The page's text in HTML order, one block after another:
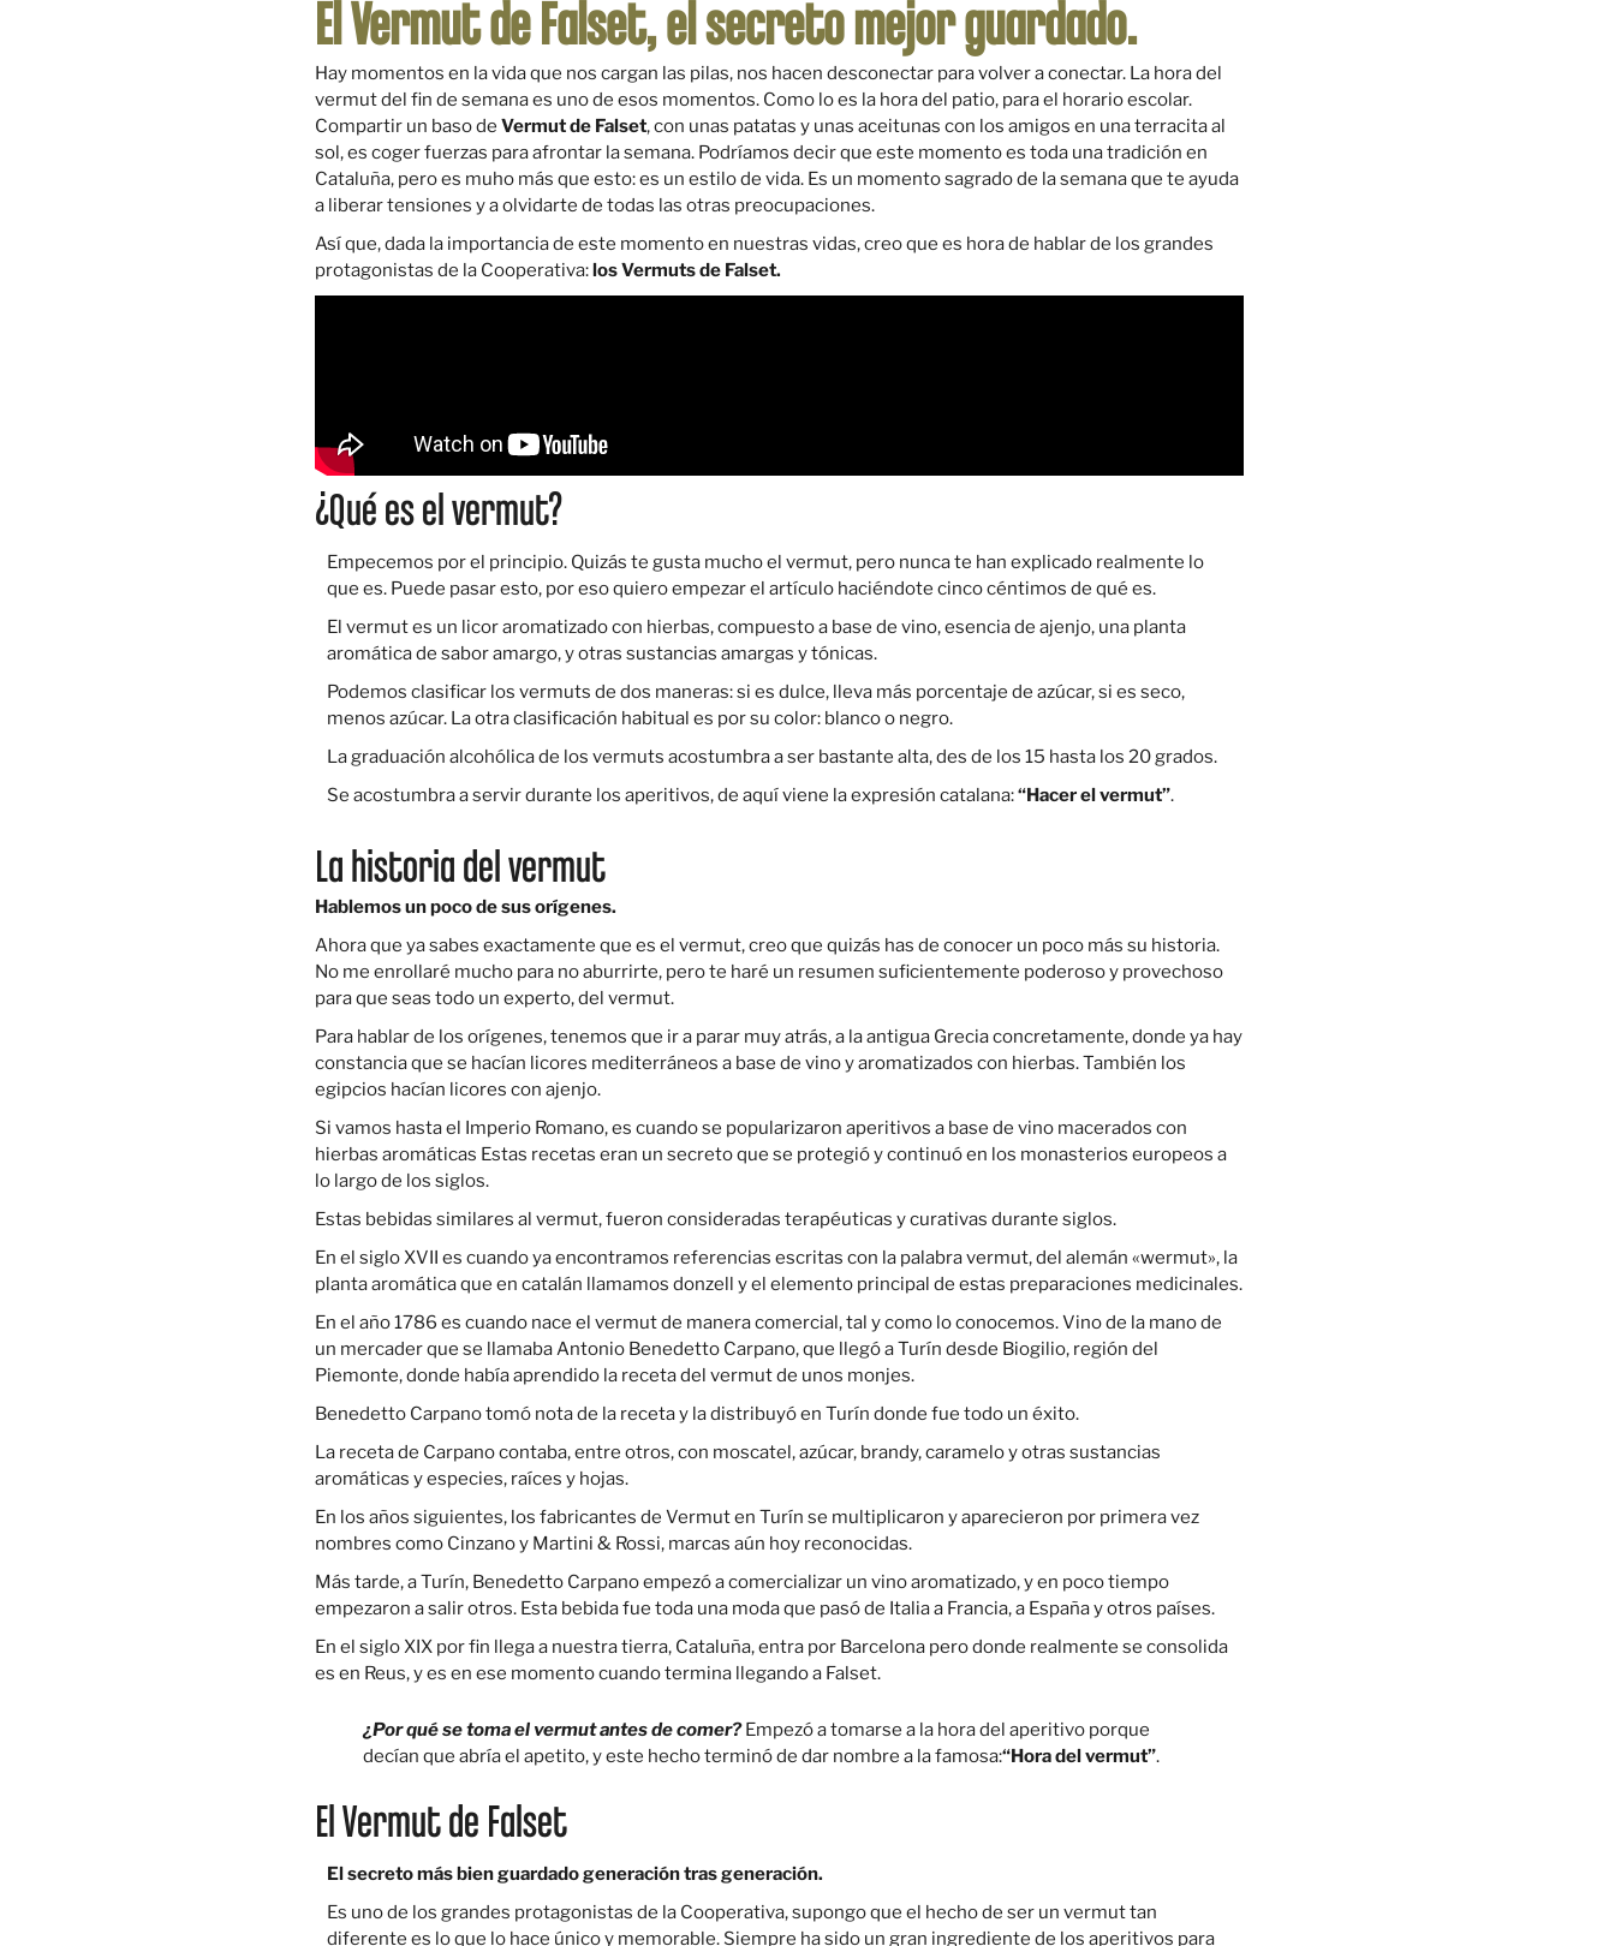
El Vermut de Falset, el secreto mejor guardado.
Hay momentos en la vida que nos cargan las pilas, nos hacen desconectar para volver a conectar. La hora del
vermut del fin de semana es uno de esos momentos. Como lo es la hora del patio, para el horario escolar.
Compartir un baso de Vermut de Falset, con unas patatas y unas aceitunas con los amigos en una terracita al
sol, es coger fuerzas para afrontar la semana. Podríamos decir que este momento es toda una tradición en
Cataluña, pero es muho más que esto: es un estilo de vida. Es un momento sagrado de la semana que te ayuda
a liberar tensiones y a olvidarte de todas las otras preocupaciones.
Así que, dada la importancia de este momento en nuestras vidas, creo que es hora de hablar de los grandes
protagonistas de la Cooperativa: los Vermuts de Falset.
¿Qué es el vermut?
Empecemos por el principio. Quizás te gusta mucho el vermut, pero nunca te han explicado realmente lo
que es. Puede pasar esto, por eso quiero empezar el artículo haciéndote cinco céntimos de qué es.
El vermut es un licor aromatizado con hierbas, compuesto a base de vino, esencia de ajenjo, una planta
aromática de sabor amargo, y otras sustancias amargas y tónicas.
Podemos clasificar los vermuts de dos maneras: si es dulce, lleva más porcentaje de azúcar, si es seco,
menos azúcar. La otra clasificación habitual es por su color: blanco o negro.
La graduación alcohólica de los vermuts acostumbra a ser bastante alta, des de los 15 hasta los 20 grados.
Se acostumbra a servir durante los aperitivos, de aquí viene la expresión catalana:“Hacer el vermut”.
La historia del vermut
Hablemos un poco de sus orígenes.
Ahora que ya sabes exactamente que es el vermut, creo que quizás has de conocer un poco más su historia.
No me enrollaré mucho para no aburrirte, pero te haré un resumen suficientemente poderoso y provechoso
para que seas todo un experto, del vermut.
Para hablar de los orígenes, tenemos que ir a parar muy atrás, a la antigua Grecia concretamente, donde ya hay
constancia que se hacían licores mediterráneos a base de vino y aromatizados con hierbas. También los
egipcios hacían licores con ajenjo.
Si vamos hasta el Imperio Romano, es cuando se popularizaron aperitivos a base de vino macerados con
hierbas aromáticas Estas recetas eran un secreto que se protegió y continuó en los monasterios europeos a
lo largo de los siglos.
Estas bebidas similares al vermut, fueron consideradas terapéuticas y curativas durante siglos.
En el siglo XVII es cuando ya encontramos referencias escritas con la palabra vermut, del alemán «wermut», la
planta aromática que en catalán llamamos donzell y el elemento principal de estas preparaciones medicinales.
En el año 1786 es cuando nace el vermut de manera comercial, tal y como lo conocemos. Vino de la mano de
un mercader que se llamaba Antonio Benedetto Carpano, que llegó a Turín desde Biogilio, región del
Piemonte, donde había aprendido la receta del vermut de unos monjes.
Benedetto Carpano tomó nota de la receta y la distribuyó en Turín donde fue todo un éxito.
La receta de Carpano contaba, entre otros, con moscatel, azúcar, brandy, caramelo y otras sustancias
aromáticas y especies, raíces y hojas.
En los años siguientes, los fabricantes de Vermut en Turín se multiplicaron y aparecieron por primera vez
nombres como Cinzano y Martini & Rossi, marcas aún hoy reconocidas.
Más tarde, a Turín, Benedetto Carpano empezó a comercializar un vino aromatizado, y en poco tiempo
empezaron a salir otros. Esta bebida fue toda una moda que pasó de Italia a Francia, a España y otros países.
En el siglo XIX por fin llega a nuestra tierra, Cataluña, entra por Barcelona pero donde realmente se consolida
es en Reus, y es en ese momento cuando termina llegando a Falset.
¿Por qué se toma el vermut antes de comer? Empezó a tomarse a la hora del aperitivo porque
decían que abría el apetito, y este hecho terminó de dar nombre a la famosa:“Hora del vermut”.
El Vermut de Falset
El secreto más bien guardado generación tras generación.
Es uno de los grandes protagonistas de la Cooperativa, supongo que el hecho de ser un vermut tan
diferente es lo que lo hace único y memorable. Siempre ha sido un gran ingrediente de los aperitivos para